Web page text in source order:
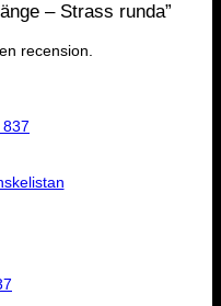
– Strass runda”
recension.